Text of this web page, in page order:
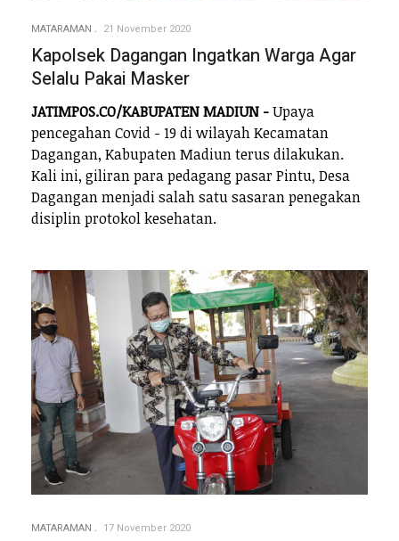
MATARAMAN 21 November 2020
Kapolsek Dagangan Ingatkan Warga Agar
Selalu Pakai Masker
JATIMPOS.CO/KABUPATEN MADIUN -Upaya
pencegahan Covid - 19 di wilayah Kecamatan
Dagangan, Kabupaten Madiun terus dilakukan.
Kali ini, giliran para pedagang pasar Pintu, Desa
Dagangan menjadi salah satu sasaran penegakan
disiplin protokol kesehatan.
MATARAMAN 17 November 2020